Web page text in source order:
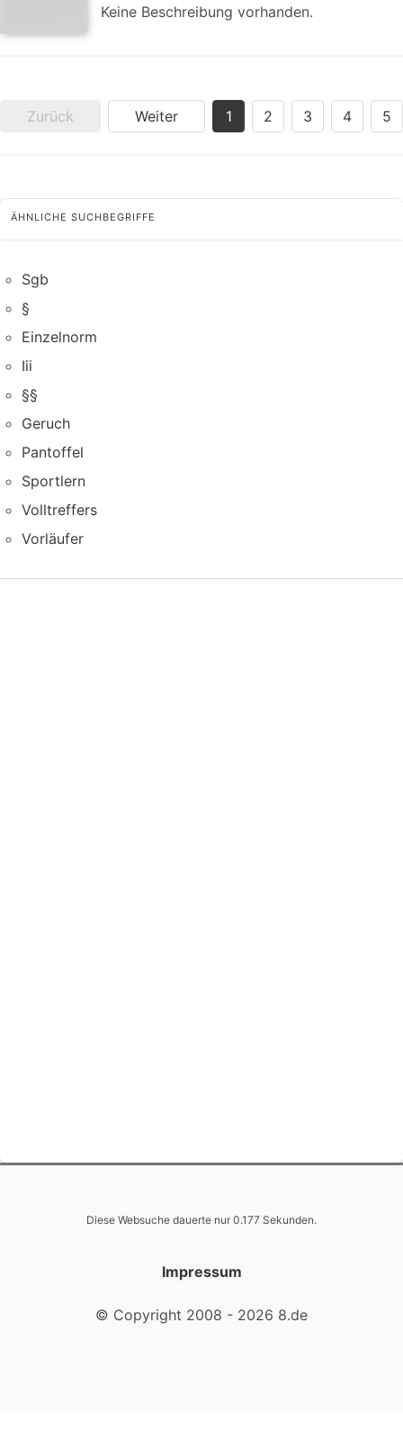
Keine Beschreibung vorhanden.
Zurück Weiter 1 2 3 4 5
ÄHNLICHE SUCHBEGRIFFE
Sgb
§
Einzelnorm
Iii
§§
Geruch
Pantoffel
Sportlern
Volltreffers
Vorläufer
Diese Websuche dauerte nur 0.177 Sekunden.
Impressum
© Copyright 2008 - 2026 8.de